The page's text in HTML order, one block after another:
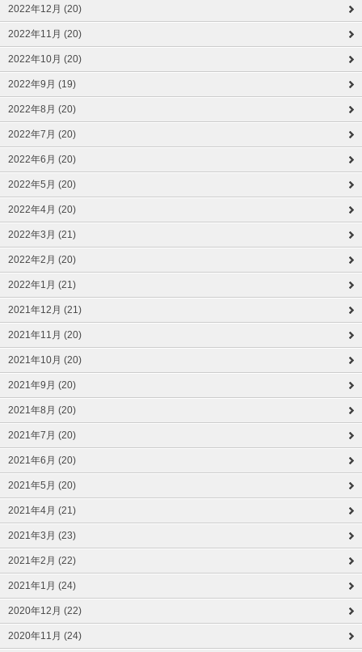
2022年12月 (20)
2022年11月 (20)
2022年10月 (20)
2022年9月 (19)
2022年8月 (20)
2022年7月 (20)
2022年6月 (20)
2022年5月 (20)
2022年4月 (20)
2022年3月 (21)
2022年2月 (20)
2022年1月 (21)
2021年12月 (21)
2021年11月 (20)
2021年10月 (20)
2021年9月 (20)
2021年8月 (20)
2021年7月 (20)
2021年6月 (20)
2021年5月 (20)
2021年4月 (21)
2021年3月 (23)
2021年2月 (22)
2021年1月 (24)
2020年12月 (22)
2020年11月 (24)